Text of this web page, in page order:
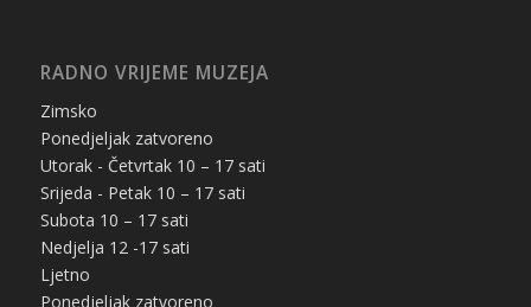
RADNO VRIJEME MUZEJA
Zimsko
Ponedjeljak zatvoreno
Utorak - Četvrtak 10 – 17 sati
Srijeda - Petak 10 – 17 sati
Subota 10 – 17 sati
Nedjelja 12 -17 sati
Ljetno
Ponedjeljak zatvoreno